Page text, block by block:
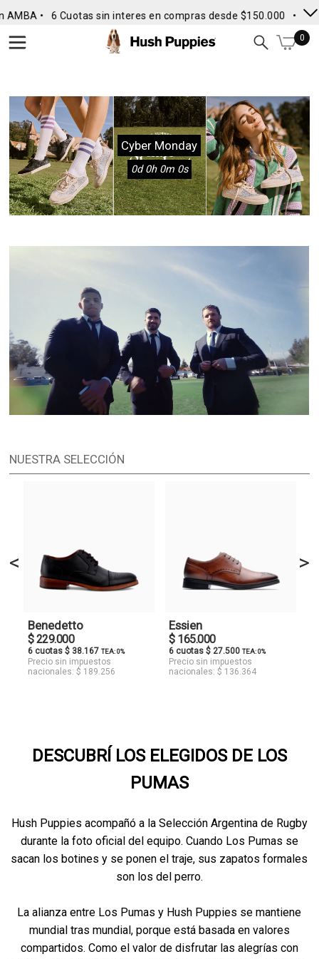
• 6 Cuotas sin interes en compras desde $150.000 •
0
Cyber Monday
0d 0h 0m 0s
NUESTRA SELECCIÓN
<
Benedetto
$ 229.000
6 cuotas $ 38.167 TEA: 0%
Precio sin impuestos
nacionales: $ 189.256
Essien
$ 165.000
6 cuotas $ 27.500TEA: 0%
Precio sin impuestos
nacionales: $ 136.364
>
DESCUBRÍ LOS ELEGIDOS DE LOS
PUMAS
Hush Puppies acompañó a la Selección Argentina de Rugby
durante la foto oficial del equipo. Cuando Los Pumas se
sacan los botines y se ponen el traje, sus zapatos formales
son los del perro.
La alianza entre Los Pumas y Hush Puppies se mantiene
mundial tras mundial, porque está basada en valores
compartidos. Como el valor de disfrutar las alegrías con